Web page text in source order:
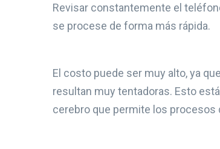
Revisar constantemente el
se procese de forma más rápida.
El costo puede ser muy alto, ya
resultan muy tentadoras. Esto
cerebro que permite los procesos